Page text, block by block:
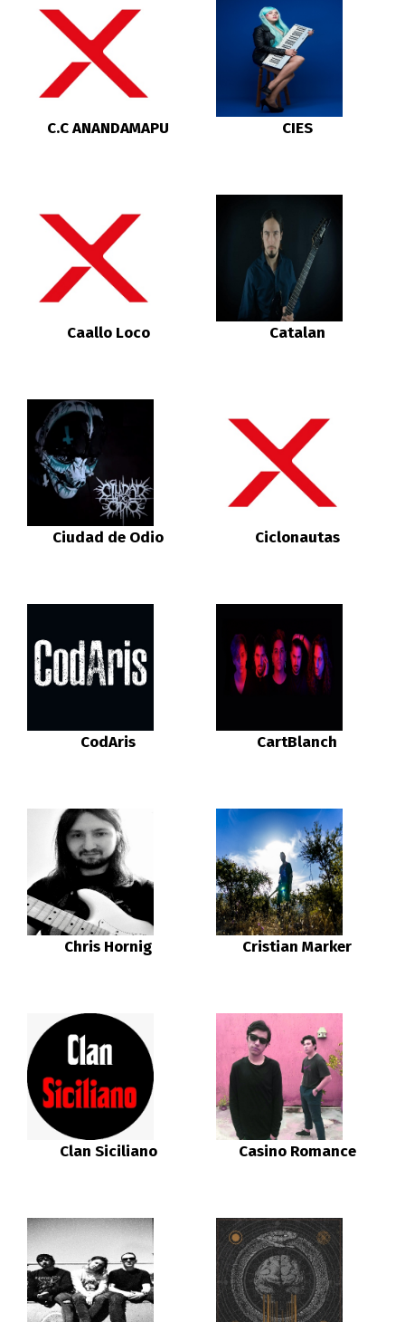
C.C ANANDAMAPU CIES
Caallo Loco Catalan
Ciudad de Odio Ciclonautas
CodAris CartBlanch
Chris Hornig Cristian Marker
Clan Siciliano Casino Romance